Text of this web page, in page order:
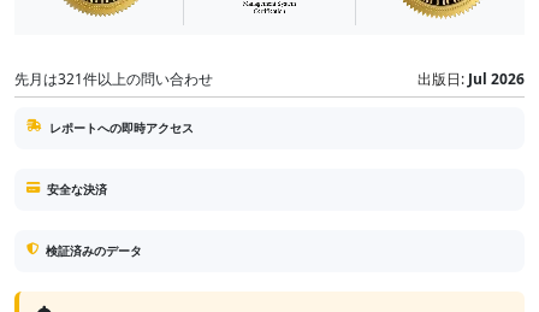
先月は321件以上の問い合わせ 出版日: Jul 2026
レポートへの即時アクセス
安全な決済
検証済みのデータ